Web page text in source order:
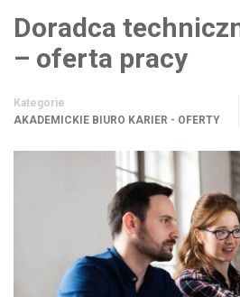
Doradca
– oferta pracy
Kategorie
AKADEMICKIE BIURO KARIER - OFERTY